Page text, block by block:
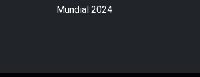
Mundial 2024